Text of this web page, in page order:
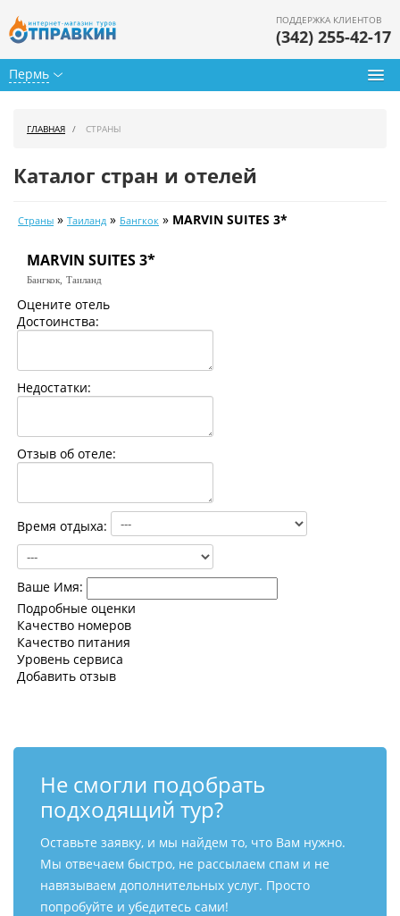
Пермь
ПОДДЕРЖКА КЛИЕНТОВ
(342) 255-42-17
Календарь туров
Цены дня
Страны
ГЛАВНАЯ СТРАНЫ
Каталог стран и отелей
Страны » Таиланд » Бангкок » MARVIN SUITES 3*
MARVIN SUITES 3*
Бангкок, Таиланд
Оцените отель
Достоинства:
Недостатки:
Отзыв об отеле:
Время отдыха:
Ваше Имя:
Подробные оценки
Качество номеров
Качество питания
Уровень сервиса
Добавить отзыв
Не смогли подобрать
подходящий тур?
Оставьте заявку, и мы найдем то, что Вам нужно.
Мы отвечаем быстро, не рассылаем спам и не
навязываем дополнительных услуг. Просто
попробуйте и убедитесь сами!